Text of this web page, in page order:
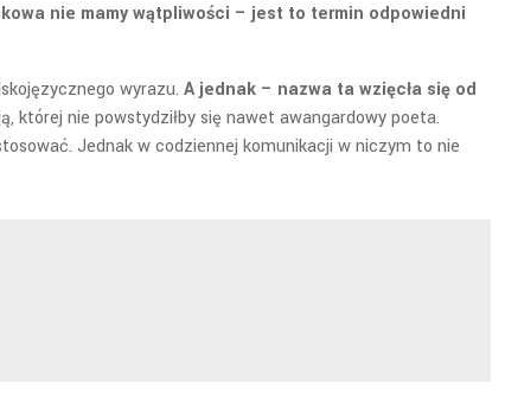
nie mamy wątpliwości – jest to termin odpowiedni
wyrazu. A jednak – nazwa ta wzięcła się od
której nie powstydziłby się nawet awangardowy poeta.
Jednak w codziennej komunikacji w niczym to nie